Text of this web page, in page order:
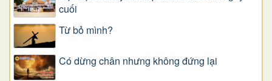
cuối
Từ bỏ mình?
Có dừng chân nhưng không đứng lại